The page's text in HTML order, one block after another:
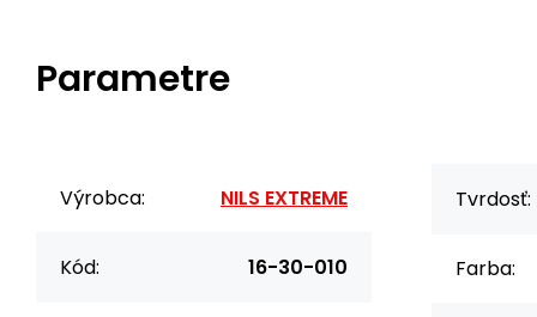
Parametre
Výrobca: NILS EXTREME
Kód: 16-30-010
Tvrdosť:
Farba: